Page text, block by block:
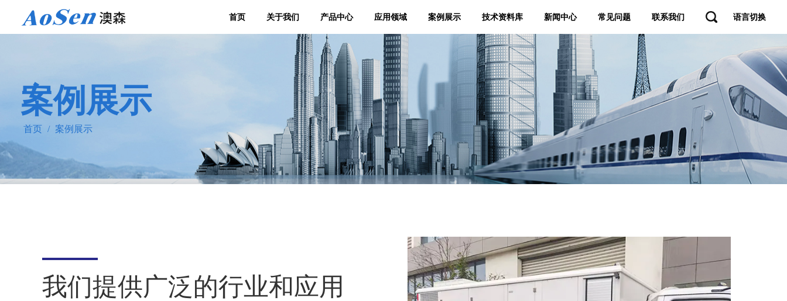
首页 关于我们 产品中心 应用领域 案例展示 技术资料库 新闻中心 常见问题 联系我们 语言切换
案例展示
首页 / 案例展示
我们提供广泛的行业和应用